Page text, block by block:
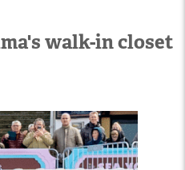
walk-in closet